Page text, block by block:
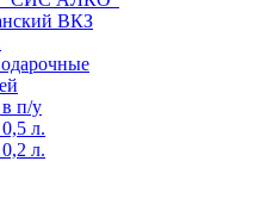
ВКЗ
п/у
л.
л.